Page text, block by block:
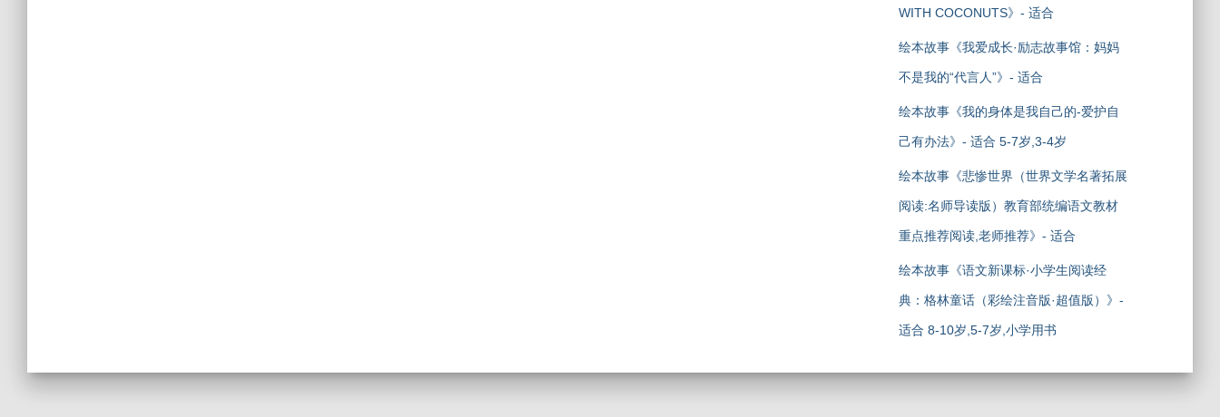
WITH COCONUTS》- 适合
绘本故事《我爱成长·励志故事馆：妈妈
不是我的“代言人”》- 适合
绘本故事《我的身体是我自己的-爱护自
己有办法》- 适合 5-7岁,3-4岁
绘本故事《悲惨世界（世界文学名著拓展
阅读:名师导读版）教育部统编语文教材
重点推荐阅读,老师推荐》- 适合
绘本故事《语文新课标·小学生阅读经
典：格林童话（彩绘注音版·超值版）》-
适合 8-10岁,5-7岁,小学用书